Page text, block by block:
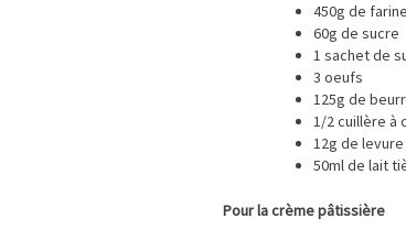
450g de farine
60g de sucre
1 sachet de
3 oeufs
125g de
1/2 cuillère à
12g de
50ml de lait
Pour la crème pâtissière